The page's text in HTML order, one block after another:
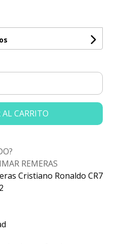
AL CARRITO
REMERAS
Cristiano Ronaldo CR7